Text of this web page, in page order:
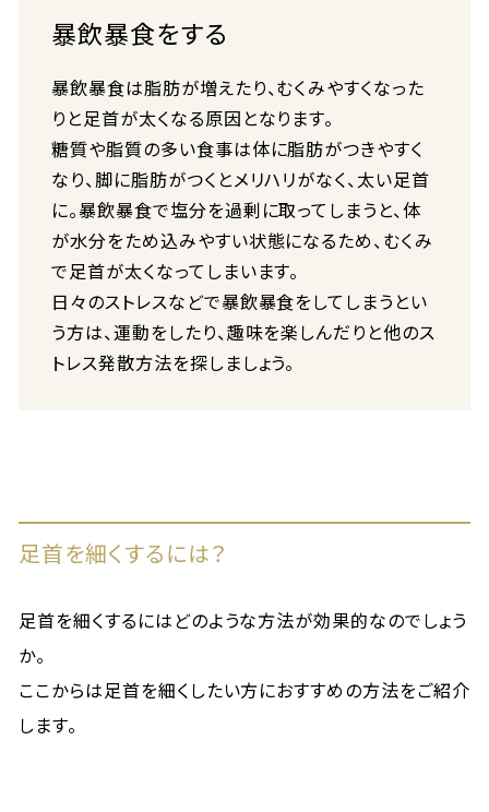
暴飲暴食をする
暴飲暴食は脂肪が増えたり、むくみやすくなった
りと足首が太くなる原因となります。
糖質や脂質の多い食事は体に脂肪がつきやすく
なり、脚に脂肪がつくとメリハリがなく、太い足首
に。暴飲暴食で塩分を過剰に取ってしまうと、体
が水分をため込みやすい状態になるため、むくみ
で足首が太くなってしまいます。
日々のストレスなどで暴飲暴食をしてしまうとい
う方は、運動をしたり、趣味を楽しんだりと他のス
トレス発散方法を探しましょう。
足首を細くするには？
足首を細くするにはどのような方法が効果的なのでしょう
か。
ここからは足首を細くしたい方におすすめの方法をご紹介
します。